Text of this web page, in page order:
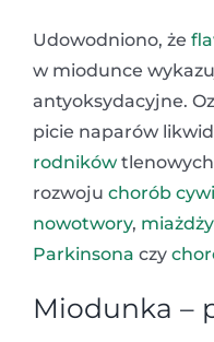
Udowodniono, że
w miodunce
antyoksydacyjne.
picie naparów
rodników
rozwoju chorób
nowotwory,
Parkinsona czy
Miodunka –